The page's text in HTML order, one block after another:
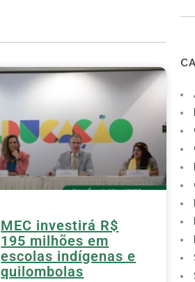
MEC investirá R$
195 milhões em
escolas indígenas e
quilombolas